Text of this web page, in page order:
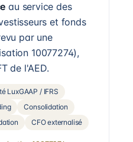
au service des
et fonds
par une
10077274),
de l'AED.
LuxGAAP / IFRS
Consolidation
CFO externalisé